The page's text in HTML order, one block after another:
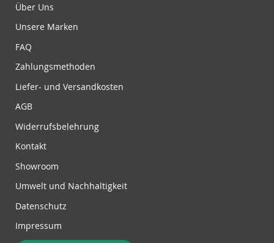
g
m
e
l
e
Über Uns
Unsere Marken
FAQ
Zahlungsmethoden
Liefer- und Versandkosten
AGB
Widerrufsbelehrung
Kontakt
Showroom
Umwelt und Nachhaltigkeit
Datenschutz
Impressum